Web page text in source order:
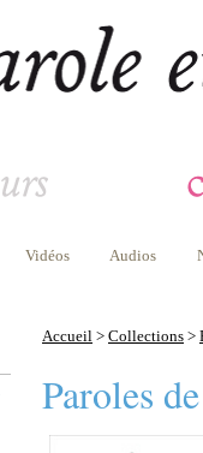
Vidéos Audios
Accueil > Collections >
Paroles